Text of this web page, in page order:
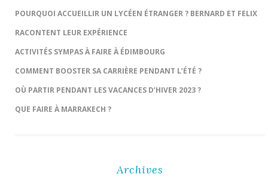
POURQUOI ACCUEILLIR UN LYCÉEN ÉTRANGER ? BERNARD ET FELIX
RACONTENT LEUR EXPÉRIENCE
ACTIVITÉS SYMPAS À FAIRE À ÉDIMBOURG
COMMENT BOOSTER SA CARRIÈRE PENDANT L’ÉTÉ ?
OÙ PARTIR PENDANT LES VACANCES D’HIVER 2023 ?
QUE FAIRE À MARRAKECH ?
Archives